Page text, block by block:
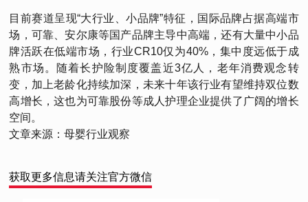
目前赛道呈现“大行业、小品牌”特征，国际品牌占据高端市
场，可靠、安尔康等国产品牌主导中高端，还有大量中小品
牌活跃在低端市场，行业CR10仅为40%，集中度远低于成
熟市场。随着长护险制度覆盖近3亿人，老年消费观念转
变，加上老龄化持续加深，未来十年该行业有望维持双位数
高增长，这也为可靠股份等成人护理企业提供了广阔的增长
空间。
文章来源：母婴行业观察
获取更多信息请关注官方微信